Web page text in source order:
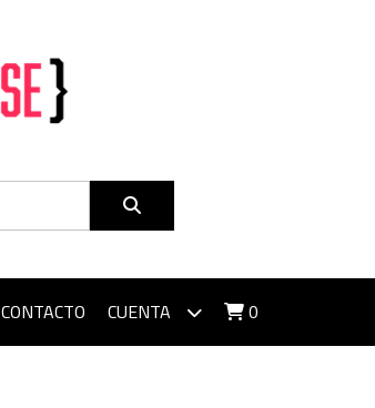
CONTACTO CUENTA 0